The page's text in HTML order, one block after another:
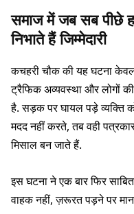
समाज में जब सब पीछे
निभाते हैं जिम्मेदारी
कचहरी चौक की यह घटना
ट्रैफिक अव्यवस्था और लोगों
है. सड़क पर घायल पड़े व्यक्ति
मदद नहीं करते, तब वही
मिसाल बन जाते हैं.
इस घटना ने एक बार फिर
वाहक नहीं, ज़रूरत पड़ने पर